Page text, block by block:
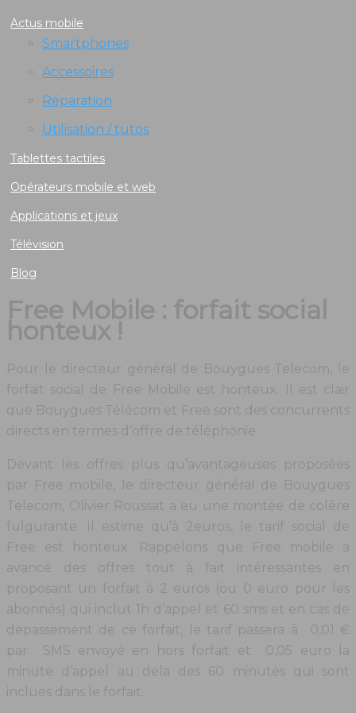
Actus mobile
Smartphones
Accessoires
Réparation
Utilisation / tutos
Tablettes tactiles
Opérateurs mobile et web
Applications et jeux
Télévision
Blog
Free Mobile : forfait social
honteux !
Pour le directeur général de Bouygues Telecom, le
forfait social de Free Mobile est honteux. Il est clair
que Bouygues Télécom et Free sont des concurrents
directs en termes d’offre de téléphonie.
Devant les offres plus qu’avantageuses proposées
par Free mobile, le directeur général de Bouygues
Telecom, Olivier Roussat a eu une montée de colère
fulgurante. Il estime qu’à 2euros, le tarif social de
Free est honteux. Rappelons que Free mobile a
avancé des offres tout à fait intéressantes en
proposant un forfait à 2 euros (ou 0 euro pour les
abonnés) qui inclut 1h d’appel et 60 sms et en cas de
depassement de ce forfait, le tarif passera à 0,01 €
par SMS envoyé en hors forfait et 0,05 euro la
minute d’appel au dela des 60 minutes qui sont
inclues dans le forfait.